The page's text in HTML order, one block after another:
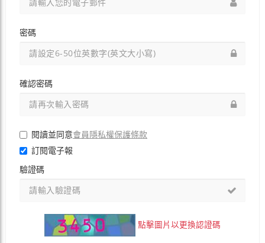
密碼
確認密碼
閱讀並同意會員隱私權保護條款
訂閱電子報
驗證碼
點擊圖片以更換認證碼